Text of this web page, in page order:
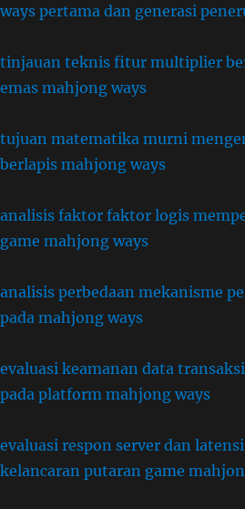
ways pertama dan generasi
tinjauan teknis fitur multiplier
emas mahjong ways
tujuan matematika murni
berlapis mahjong ways
analisis faktor faktor logis
game mahjong ways
analisis perbedaan mekanisme
pada mahjong ways
evaluasi keamanan data
pada platform mahjong ways
evaluasi respon server dan
kelancaran putaran game